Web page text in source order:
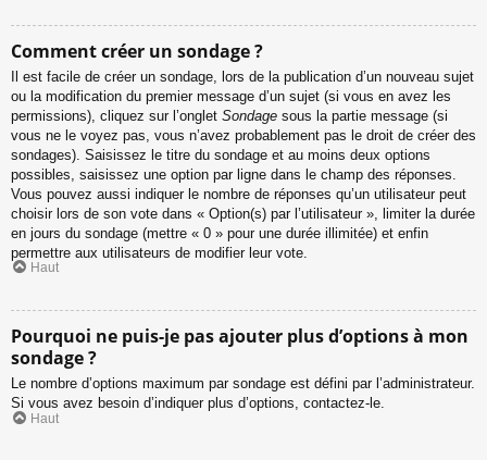
Comment créer un sondage ?
Il est facile de créer un sondage, lors de la publication d’un nouveau sujet
ou la modification du premier message d’un sujet (si vous en avez les
permissions), cliquez sur l’onglet Sondage sous la partie message (si
vous ne le voyez pas, vous n’avez probablement pas le droit de créer des
sondages). Saisissez le titre du sondage et au moins deux options
possibles, saisissez une option par ligne dans le champ des réponses.
Vous pouvez aussi indiquer le nombre de réponses qu’un utilisateur peut
choisir lors de son vote dans « Option(s) par l’utilisateur », limiter la durée
en jours du sondage (mettre « 0 » pour une durée illimitée) et enfin
permettre aux utilisateurs de modifier leur vote.
Haut
Pourquoi ne puis-je pas ajouter plus d’options à mon
sondage ?
Le nombre d’options maximum par sondage est défini par l’administrateur.
Si vous avez besoin d’indiquer plus d’options, contactez-le.
Haut